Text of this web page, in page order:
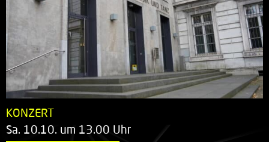
KONZERT
Sa. 10.10. um 13.00 Uhr